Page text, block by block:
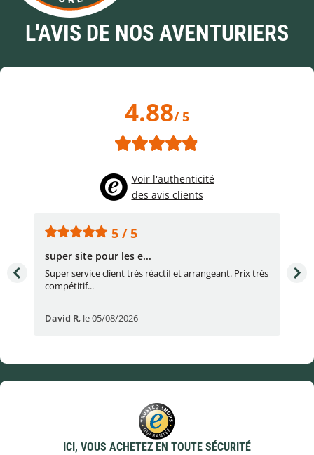
L'AVIS DE NOS AVENTURIERS
4.88/ 5
Voir l'authenticité
des avis clients
5 / 5
super site pour les e...
Super service client très réactif et arrangeant. Prix très
compétitif...
David R, le 05/08/2026
ICI, VOUS ACHETEZ EN TOUTE SÉCURITÉ